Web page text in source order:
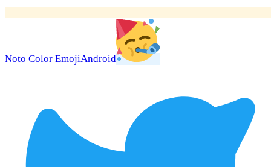
Noto Color EmojiAndroid